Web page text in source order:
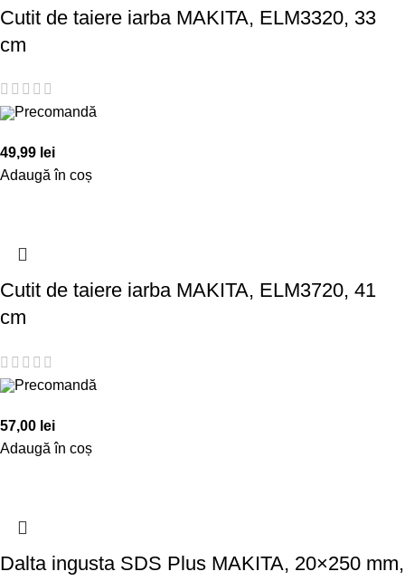
Cutit de taiere iarba MAKITA, ELM3320, 33
cm
Precomandă
49,99 lei
Adaugă în coș
Cutit de taiere iarba MAKITA, ELM3720, 41
cm
Precomandă
57,00 lei
Adaugă în coș
Dalta ingusta SDS Plus MAKITA, 20×250 mm,